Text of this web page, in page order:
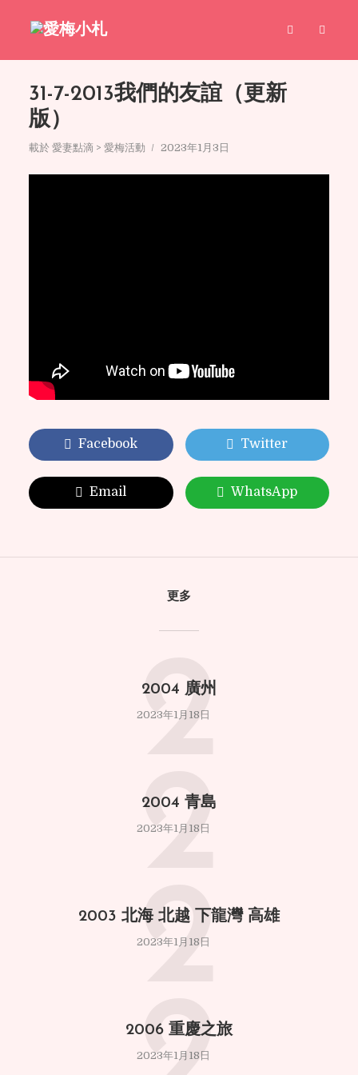
31-7-2013我們的友誼（更新
版）
載於 愛妻點滴 > 愛梅活動 2023年1月3日
Facebook Twitter
Email WhatsApp
更多
2004 廣州
2023年1月18日
2
2004 青島
2023年1月18日
2
2003 北海 北越 下龍灣 高雄
2023年1月18日
2
2006 重慶之旅
2023年1月18日